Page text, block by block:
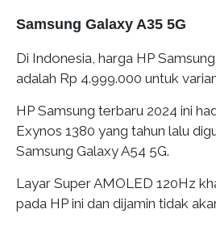
Samsung Galaxy A35 5G
Di Indonesia, harga HP
adalah Rp 4.999.000 untuk
HP Samsung terbaru 2024 ini
Exynos 1380 yang tahun lalu
Samsung Galaxy A54 5G.
Layar Super AMOLED 120Hz
pada HP ini dan dijamin tidak